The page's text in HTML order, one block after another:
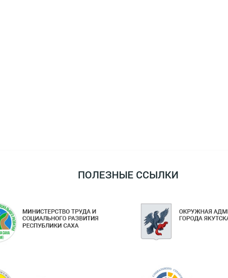
ПОЛЕЗНЫЕ ССЫЛКИ